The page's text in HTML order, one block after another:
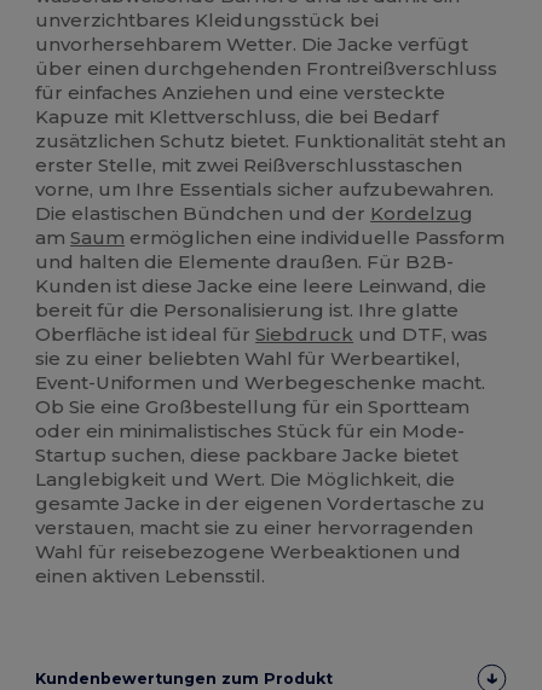
unverzichtbares Kleidungsstück bei
unvorhersehbarem Wetter. Die Jacke verfügt
über einen durchgehenden Frontreißverschluss
für einfaches Anziehen und eine versteckte
Kapuze mit Klettverschluss, die bei Bedarf
zusätzlichen Schutz bietet. Funktionalität steht an
erster Stelle, mit zwei Reißverschlusstaschen
vorne, um Ihre Essentials sicher aufzubewahren.
Die elastischen Bündchen und der Kordelzug
amSaum ermöglichen eine individuelle Passform
und halten die Elemente draußen. Für B2B-
Kunden ist diese Jacke eine leere Leinwand, die
bereit für die Personalisierung ist. Ihre glatte
Oberfläche ist ideal fürSiebdruck und DTF, was
sie zu einer beliebten Wahl für Werbeartikel,
Event-Uniformen und Werbegeschenke macht.
Ob Sie eine Großbestellung für ein Sportteam
oder ein minimalistisches Stück für ein Mode-
Startup suchen, diese packbare Jacke bietet
Langlebigkeit und Wert. Die Möglichkeit, die
gesamte Jacke in der eigenen Vordertasche zu
verstauen, macht sie zu einer hervorragenden
Wahl für reisebezogene Werbeaktionen und
einen aktiven Lebensstil.
Kundenbewertungen zum Produkt